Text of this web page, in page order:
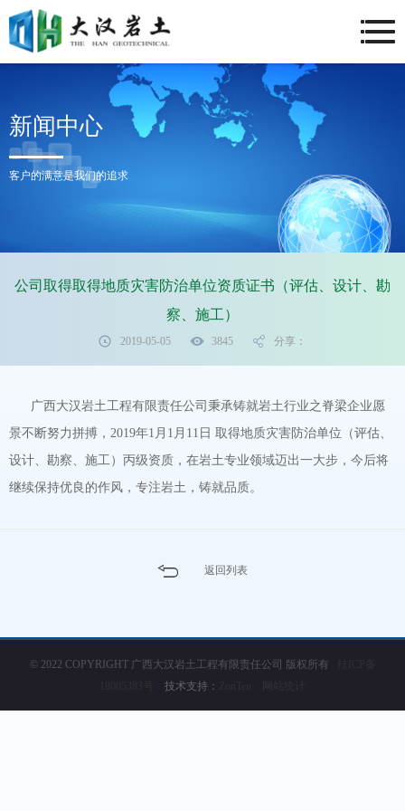
新闻中心
客户的满意是我们的追求
公司取得取得地质灾害防治单位资质证书（评估、设计、勘
察、施工）
2019-05-05 3845 分享：
广西大汉岩土工程有限责任公司秉承铸就岩土行业之脊梁企业愿
景不断努力拼搏，2019年1月1月11日 取得地质灾害防治单位（评估、
设计、勘察、施工）丙级资质，在岩土专业领域迈出一大步，今后将
继续保持优良的作风，专注岩土，铸就品质。
返回列表
© 2022 COPYRIGHT 广西大汉岩土工程有限责任公司 版权所有
技术支持：